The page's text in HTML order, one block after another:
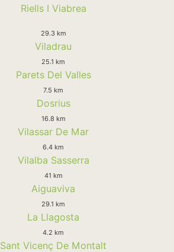
Riells I Viabrea
29.3 km
Viladrau
25.1 km
Parets Del Valles
7.5 km
Dosrius
16.8 km
Vilassar De Mar
6.4 km
Vilalba Sasserra
41 km
Aiguaviva
29.1 km
La Llagosta
4.2 km
Sant Vicenç De Montalt